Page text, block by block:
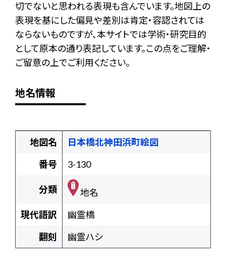
切でないと思われる表現も含んでいます。地図上の
表現を基にした偏見や差別は肯定・容認されては
ならないものですが、本サイトでは学術・研究目的
として原本の通り表記しています。この点をご理解・
ご留意の上でご利用ください。
地名情報
地図名
日本橋北神田浜町絵図
番号
3-130
分類
地名
現代語訳
幽霊橋
翻刻
幽霊ハシ